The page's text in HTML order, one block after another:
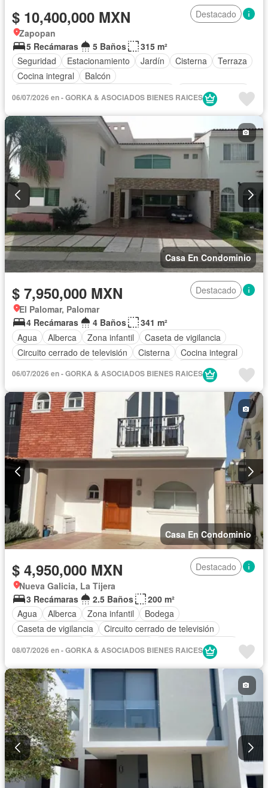
$ 10,400,000 MXN
Destacado
Zapopan
5 Recámaras
5 Baños
315 m²
Seguridad
Estacionamiento Jardín Cisterna
Terraza
Cocina integral
Balcón
Cocina equipada
Cuarto de Limpieza
Zonas verdes
Recámara con closet
06/07/2026 en - GORKA & ASOCIADOS BIENES RAICES
Casa En Condominio
$ 7,950,000 MXN
Destacado
El Palomar, Palomar
4 Recámaras
4 Baños
341 m²
Agua
Alberca Zona infantil
Caseta de vigilancia
Circuito cerrado de televisión
Cisterna
Cocina integral
Electricidad
06/07/2026 en - GORKA & ASOCIADOS BIENES RAICES
Casa En Condominio
$ 4,950,000 MXN
Destacado
Nueva Galicia, La Tijera
3 Recámaras
2.5 Baños
200 m²
Agua
Alberca Zona infantil
Bodega
Caseta de vigilancia
Circuito cerrado de televisión
Cuarto de Limpieza
Internet
Recámara con closet
Sala polivalente
Seguridad
Terraza
Wifi Zonas verdes
08/07/2026 en - GORKA & ASOCIADOS BIENES RAICES